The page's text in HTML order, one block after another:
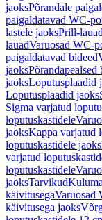
jaoksPõrandale
paigaldatavad WC-
lastele jaoksPrill-lauad
lauadVaruosad WC-
paigaldatavad bideed
jaoksPõrandapealsed
jaoksLoputusplaadid
Loputusplaadid jaoks
Sigma varjatud
loputuskastidele
jaoksKappa varjatud
loputuskastidele jaoks
varjatud
loputuskastidele
jaoksTarvikud
käivitusegaVaruosad
käivitusega jaoks